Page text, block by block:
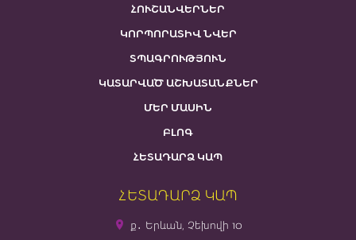
ՀՈՒՇԱՆՎԵՐՆԵՐ
ԿՈՐՊՈՐԱՏԻՎ ՆՎԵՐ
ՏՊԱԳՐՈՒԹՅՈՒՆ
ԿԱՏԱՐՎԱԾ ԱՇԽԱՏԱՆՔՆԵՐ
ՄԵՐ ՄԱՍԻՆ
ԲԼՈԳ
ՀԵՏԱԴԱՐՁ ԿԱՊ
ՀԵՏԱԴԱՐՁ ԿԱՊ
ք․ Երևան, Չեխովի 10